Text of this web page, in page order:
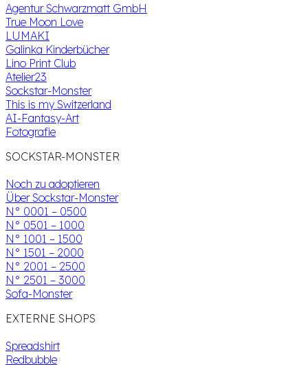
Agentur Schwarzmatt GmbH
True Moon Love
LUMAKI
Galinka Kinderbücher
Lino Print Club
Atelier23
Sockstar-Monster
This is my Switzerland
AI-Fantasy-Art
Fotografie
SOCKSTAR-MONSTER
Noch zu adoptieren
Über Sockstar-Monster
N° 0001 – 0500
N° 0501 – 1000
N° 1001 – 1500
N° 1501 – 2000
N° 2001 – 2500
N° 2501 – 3000
Sofa-Monster
EXTERNE SHOPS
Spreadshirt
Redbubble